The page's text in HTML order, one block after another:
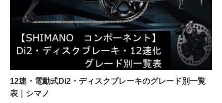
12速・電動式Di2・ディスクブレーキのグレード別一覧
表｜シマノ